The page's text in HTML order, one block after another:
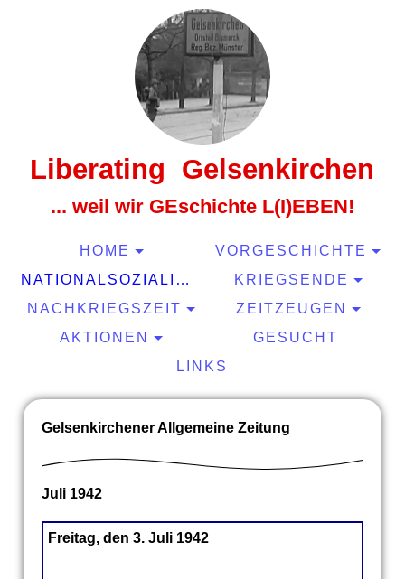
Liberating Gelsenkirchen
... weil wir GEschichte L(I)EBEN!
HOME
VORGESCHICHTE
NATIONALSOZIALISMUS
KRIEGSENDE
NACHKRIEGSZEIT
ZEITZEUGEN
AKTIONEN
GESUCHT
LINKS
Gelsenkirchener Allgemeine Zeitung
Juli 1942
Freitag, den 3. Juli 1942